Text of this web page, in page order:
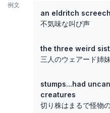
例文
an eldritch screech
不気味な叫び声
the three weird
三人のウェアード姉妹
stumps...had
creatures
切り株はまるで怪物